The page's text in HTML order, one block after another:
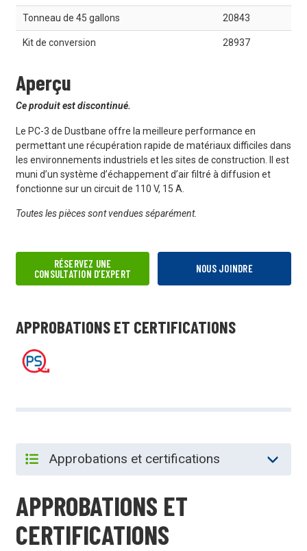
Tonneau de 45 gallons 20843
Kit de conversion 28937
Aperçu
Ce produit est discontinué.
Le PC-3 de Dustbane offre la meilleure performance en
permettant une récupération rapide de matériaux difficiles dans
les environnements industriels et les sites de construction. Il est
muni d’un système d’échappement d’air filtré à diffusion et
fonctionne sur un circuit de 110 V, 15 A.
Toutes les pièces sont vendues séparément.
RÉSERVEZ UNE
CONSULTATION D’EXPERT
NOUS JOINDRE
APPROBATIONS ET CERTIFICATIONS
APPROBATIONS ET
CERTIFICATIONS